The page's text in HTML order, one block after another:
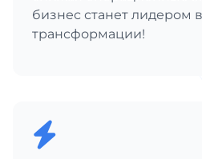
бизнес станет лидером
трансформации!